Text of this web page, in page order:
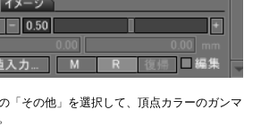
「その他」を選択して、頂点カラーのガンマ